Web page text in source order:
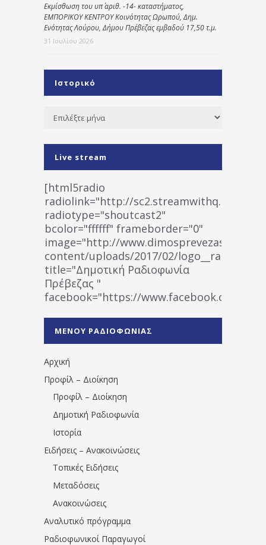
Εκμίσθωση του υπ΄ αριθ. -14- καταστήματος,
ΕΜΠΟΡΙΚΟΥ ΚΕΝΤΡΟΥ Κοινότητας Ωρωπού, Δημ.
Ενότητας Λούρου, Δήμου Πρέβεζας εμβαδού 17,50 τ.μ.
31 Ιουλίου 2026
Ιστορικό
Ιστορικό
Live stream
[html5radio
radiolink="http://
radiotype="shoutcast2"
bcolor="ffffff" frameborder="0"
image="http://www.dimosprevezas.gr/wp-
content/uploads/2017/02/
title="Δημοτική Ραδιοφωνία
Πρέβεζας "
facebook="https://www.facebook.com/
1531194763766854/" artist="" ]
ΜΕΝΟΥ ΡΑΔΙΟΦΩΝΙΑΣ
Αρχική
Προφίλ – Διοίκηση
Προφίλ – Διοίκηση
Δημοτική Ραδιοφωνία
Ιστορία
Ειδήσεις – Ανακοινώσεις
Τοπικές Ειδήσεις
Μεταδόσεις
Ανακοινώσεις
Αναλυτικό πρόγραμμα
Ραδιοφωνικοί Παραγωγοί